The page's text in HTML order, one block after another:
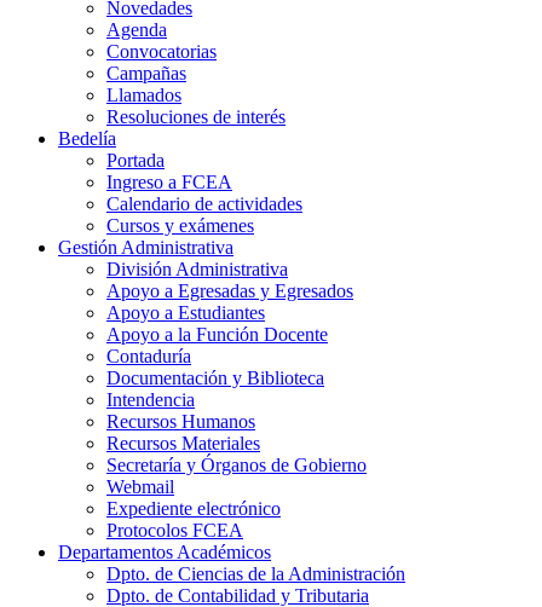
Novedades
Agenda
Convocatorias
Campañas
Llamados
Resoluciones de interés
Bedelía
Portada
Ingreso a FCEA
Calendario de actividades
Cursos y exámenes
Gestión Administrativa
División Administrativa
Apoyo a Egresadas y Egresados
Apoyo a Estudiantes
Apoyo a la Función Docente
Contaduría
Documentación y Biblioteca
Intendencia
Recursos Humanos
Recursos Materiales
Secretaría y Órganos de Gobierno
Webmail
Expediente electrónico
Protocolos FCEA
Departamentos Académicos
Dpto. de Ciencias de la Administración
Dpto. de Contabilidad y Tributaria